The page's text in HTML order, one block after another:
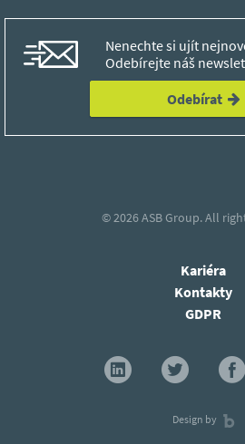
Nenechte si ujít
Odebírejte náš
Odebírat
© 2026ASB Group.All
Kariéra
Kontakty
GDPR
Design by